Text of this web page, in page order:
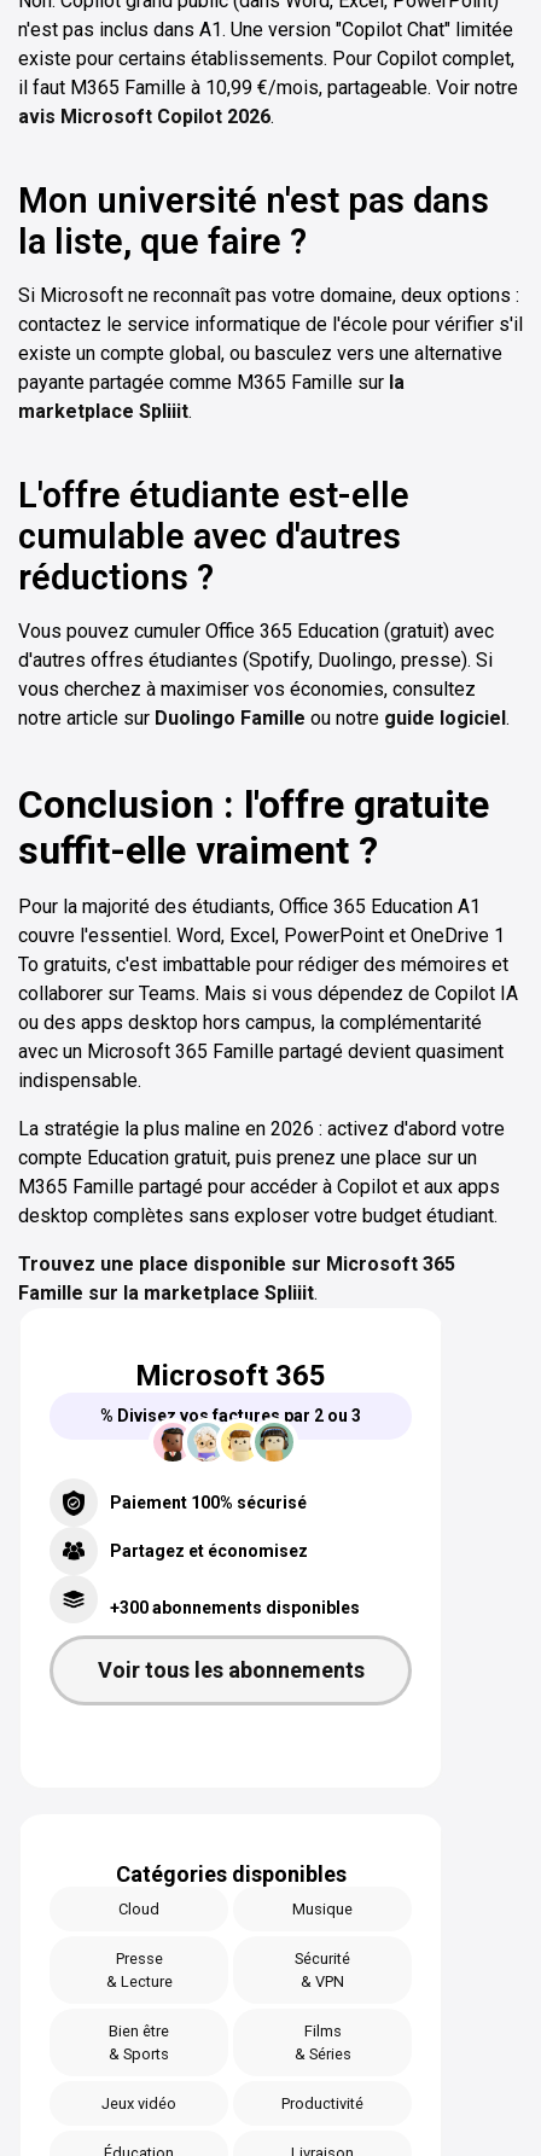
n'est pas inclus dans A1. Une version "Copilot Chat" limitée
existe pour certains établissements. Pour Copilot complet,
il faut M365 Famille à 10,99 €/mois, partageable. Voir notre
avis Microsoft Copilot 2026.
Mon université n'est pas dans
la liste, que faire ?
Si Microsoft ne reconnaît pas votre domaine, deux options :
contactez le service informatique de l'école pour vérifier s'il
existe un compte global, ou basculez vers une alternative
payante partagée comme M365 Famille sur la
marketplace Spliiit.
L'offre étudiante est-elle
cumulable avec d'autres
réductions ?
Vous pouvez cumuler Office 365 Education (gratuit) avec
d'autres offres étudiantes (Spotify, Duolingo, presse). Si
vous cherchez à maximiser vos économies, consultez
notre article sur Duolingo Famille ou notre guide logiciel.
Conclusion : l'offre gratuite
suffit-elle vraiment ?
Pour la majorité des étudiants, Office 365 Education A1
couvre l'essentiel. Word, Excel, PowerPoint et OneDrive 1
To gratuits, c'est imbattable pour rédiger des mémoires et
collaborer sur Teams. Mais si vous dépendez de Copilot IA
ou des apps desktop hors campus, la complémentarité
avec un Microsoft 365 Famille partagé devient quasiment
indispensable.
La stratégie la plus maline en 2026 : activez d'abord votre
compte Education gratuit, puis prenez une place sur un
M365 Famille partagé pour accéder à Copilot et aux apps
desktop complètes sans exploser votre budget étudiant.
Trouvez une place disponible sur Microsoft 365
Famille sur la marketplace Spliiit.
Microsoft 365
% Divisez vos factures par 2 ou 3
Paiement 100% sécurisé
Partagez et économisez
+300 abonnements disponibles
Voir tous les abonnements
Catégories disponibles
Cloud Musique
Presse
& Lecture
Sécurité
& VPN
Bien être
& Sports
Films
& Séries
Jeux vidéo Productivité